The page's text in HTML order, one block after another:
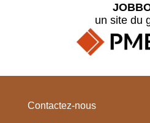
un site du
Contactez-nous